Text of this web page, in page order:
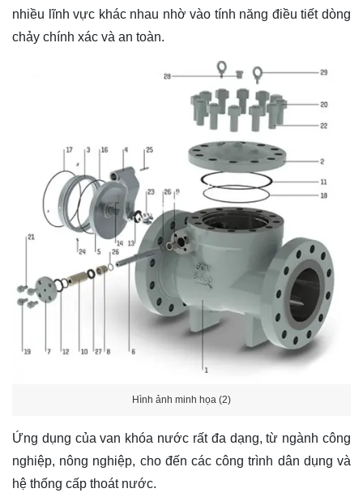
nhiều lĩnh vực khác nhau nhờ vào tính năng điều tiết dòng
chảy chính xác và an toàn.
Hình ảnh minh họa (2)
Ứng dụng của van khóa nước rất đa dạng, từ ngành công
nghiệp, nông nghiệp, cho đến các công trình dân dụng và
hệ thống cấp thoát nước.